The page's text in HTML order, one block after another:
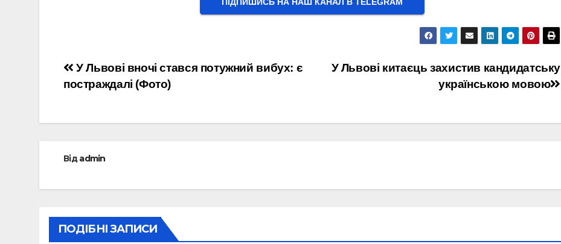
Навігація
записів
У Львові китаєць захистив кандидатську
українською мовою
У Львові вночі стався потужний вибух: є
постраждалі (Фото)
Відadmin
ПОДІБНІ ЗАПИСИ